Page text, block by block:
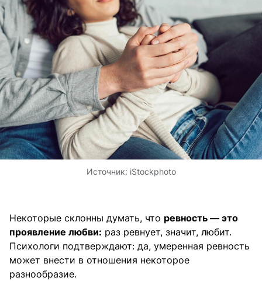
Источник: iStockphoto
Некоторые склонны думать, что ревность — это
проявление любви: раз ревнует, значит, любит.
Психологи подтверждают: да, умеренная ревность
может внести в отношения некоторое
разнообразие.